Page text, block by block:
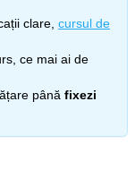
clare, cursul de
ce mai ai de
până fixezi